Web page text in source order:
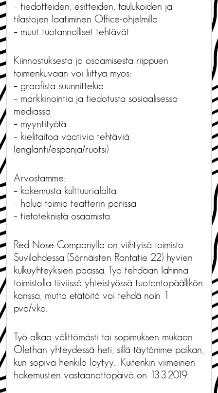
– tiedotteiden, esitteiden, taulukoiden ja
tilastojen laatiminen Office-ohjelmilla
– muut tuotannolliset tehtävät
Kiinnostuksesta ja osaamisesta riippuen
toimenkuvaan voi liittyä myös:
– graafista suunnittelua
– markkinointia ja tiedotusta sosiaalisessa
mediassa
– myyntityötä
– kielitaitoa vaativia tehtäviä
(englanti/espanja/ruotsi)
Arvostamme:
– kokemusta kulttuurialalta
– halua toimia teatterin parissa
– tietoteknistä osaamista
Red Nose Companylla on viihtyisä toimisto
Suvilahdessa (Sörnäisten Rantatie 22) hyvien
kulkuyhteyksien päässä. Työ tehdään lähinnä
toimistolla tiiviissä yhteistyössä tuotantopäällikön
kanssa, mutta etätöitä voi tehdä noin 1
pvä/vko.
Työ alkaa välittömästi tai sopimuksen mukaan.
Olethan yhteydessä heti, sillä täytämme paikan,
kun sopiva henkilö löytyy. Kuitenkin viimeinen
hakemusten vastaanottopäivä on 13.3.2019.